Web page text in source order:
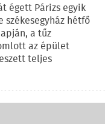
égett Párizs egyik
székesegyház hétfő
a tűz
az épület
teljes